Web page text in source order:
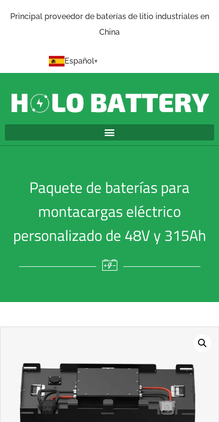
Principal proveedor de baterías de litio industriales en
China
Español
Paquete de baterías para
montacargas eléctrico
personalizado de 48V y 315Ah